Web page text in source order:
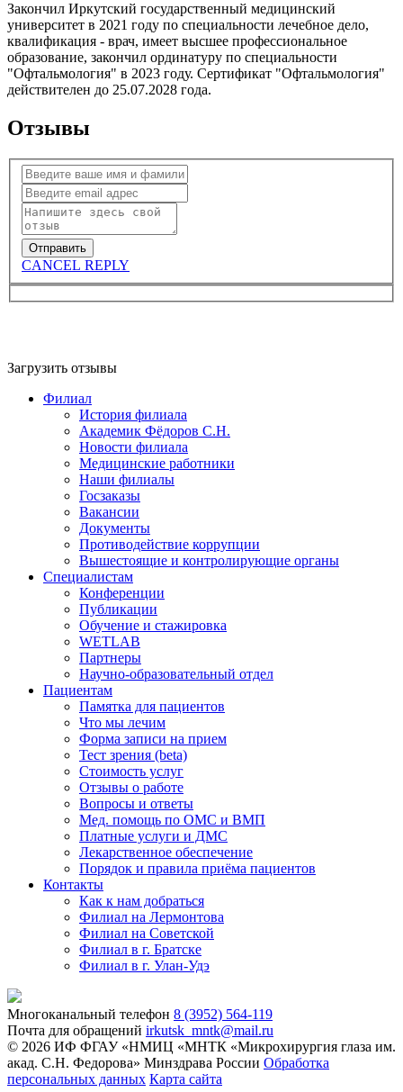
Закончил Иркутский государственный медицинский
университет в 2021 году по специальности лечебное дело,
квалификация - врач, имеет высшее профессиональное
образование, закончил ординатуру по специальности
"Офтальмология" в 2023 году. Сертификат "Офтальмология"
действителен до 25.07.2028 года.
Отзывы
CANCEL REPLY
Загрузить отзывы
Филиал
История филиала
Академик Фёдоров С.Н.
Новости филиала
Медицинские работники
Наши филиалы
Госзаказы
Вакансии
Документы
Противодействие коррупции
Вышестоящие и контролирующие органы
Специалистам
Конференции
Публикации
Обучение и стажировка
WETLAB
Партнеры
Научно-образовательный отдел
Пациентам
Памятка для пациентов
Что мы лечим
Форма записи на прием
Тест зрения (beta)
Стоимость услуг
Отзывы о работе
Вопросы и ответы
Мед. помощь по ОМС и ВМП
Платные услуги и ДМС
Лекарственное обеспечение
Порядок и правила приёма пациентов
Контакты
Как к нам добраться
Филиал на Лермонтова
Филиал на Советской
Филиал в г. Братске
Филиал в г. Улан-Удэ
Многоканальный телефон 8 (3952) 564-119
Почта для обращений irkutsk_mntk@mail.ru
© 2026 ИФ ФГАУ «НМИЦ «МНТК «Микрохирургия глаза им.
акад. С.Н. Федорова» Минздрава России Обработка
персональных данных Карта сайта